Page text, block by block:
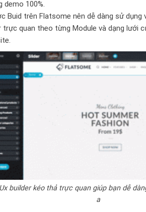
demo 100%.
Buid trên Flatsome nên dễ dàng sử
trực quan theo từng Module và dạng lưới
builder kéo thả trực quan giúp bạn dễ
a